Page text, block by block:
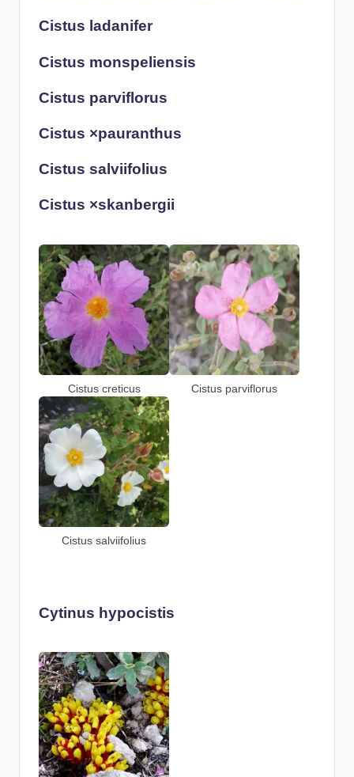
Cistus ladanifer
Cistus monspeliensis
Cistus parviflorus
Cistus ×pauranthus
Cistus salviifolius
Cistus ×skanbergii
Cistus creticus Cistus parviflorus
Cistus salviifolius
Cytinus hypocistis